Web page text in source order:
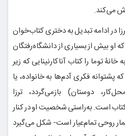
می‌کند.
ادامه تبدیل به دختری کتاب‌خوان
او بیش از بسیاری از دانشگاه‌رفتگان
توما را کتاب آناکارنینایی که زیر
پشتوانه فکری آدم‌ها به خانواده، یا
دوستان) بازمی‌گردد، ترزا
است. به‌راستی شخصیت او در کنار
روحی تمام‌عیار است- شکل می‌گیرد